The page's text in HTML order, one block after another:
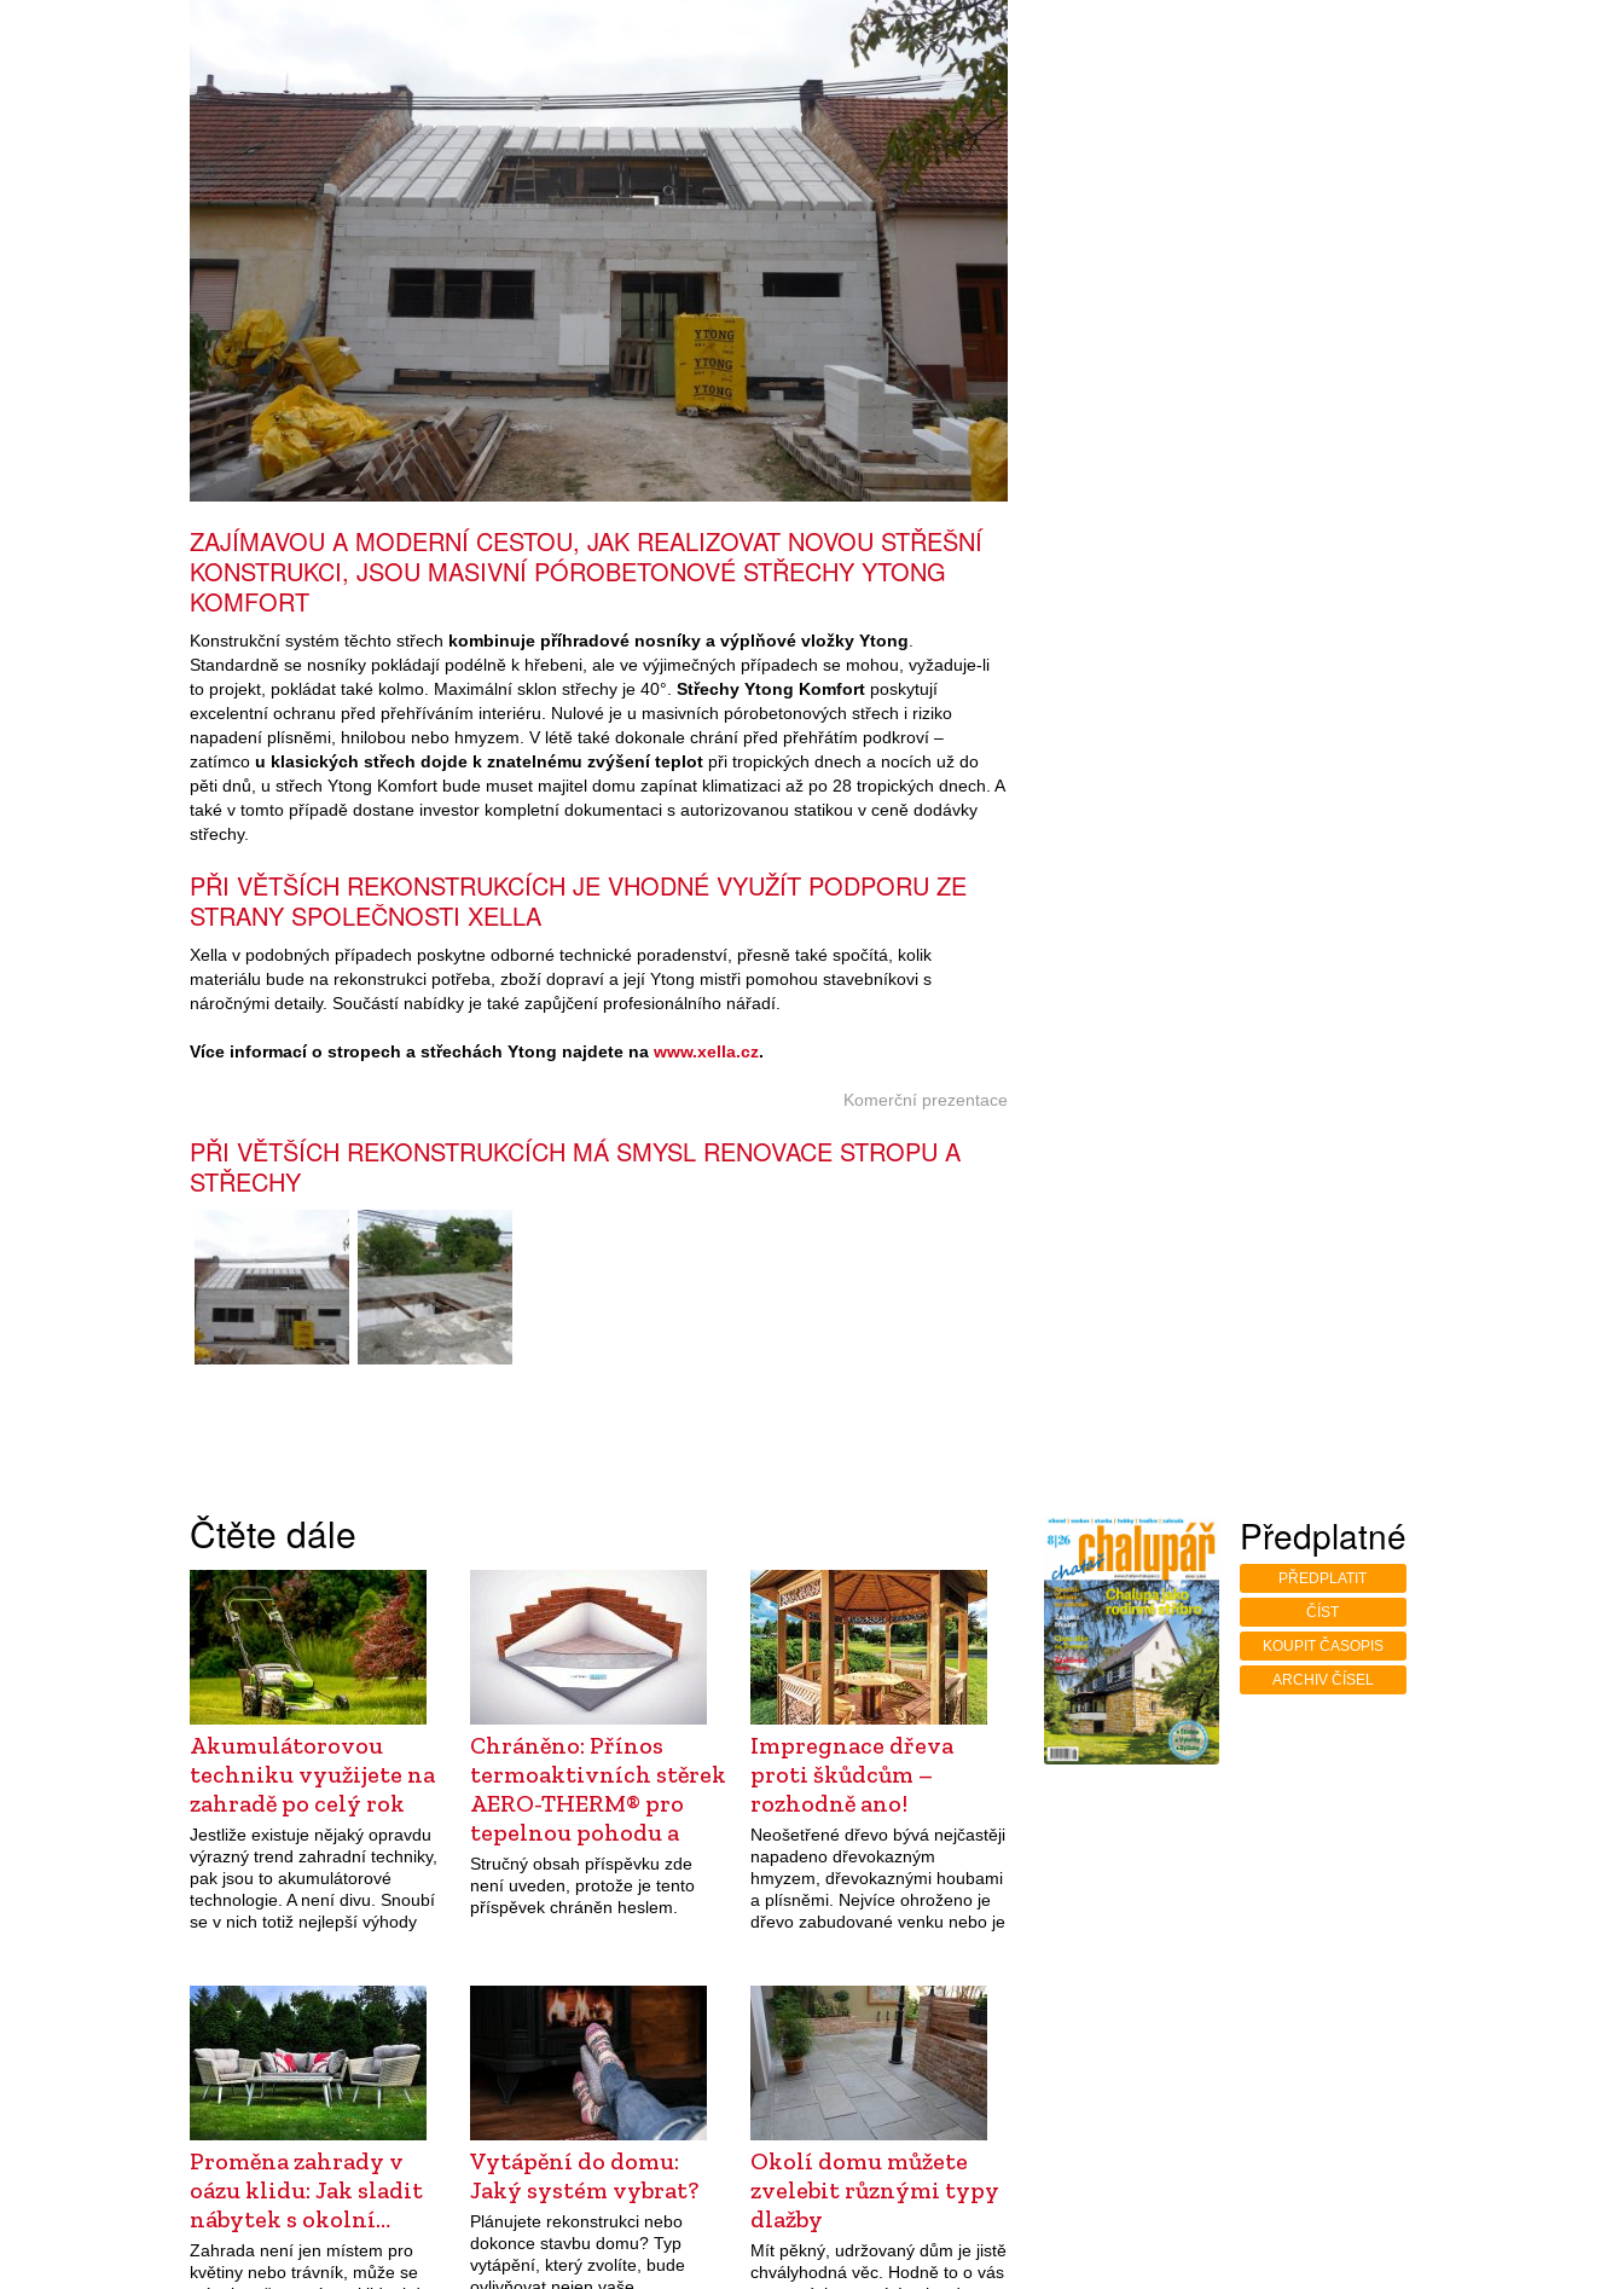
ZAJÍMAVOU A MODERNÍ CESTOU, JAK REALIZOVAT NOVOU STŘEŠNÍ
KONSTRUKCI, JSOU MASIVNÍ PÓROBETONOVÉ STŘECHY YTONG
KOMFORT
Konstrukční systém těchto střech kombinuje příhradové nosníky a výplňové vložky Ytong.
Standardně se nosníky pokládají podélně k hřebeni, ale ve výjimečných případech se mohou, vyžaduje-li
to projekt, pokládat také kolmo. Maximální sklon střechy je 40°. Střechy Ytong Komfort poskytují
excelentní ochranu před přehříváním interiéru. Nulové je u masivních pórobetonových střech i riziko
napadení plísněmi, hnilobou nebo hmyzem. V létě také dokonale chrání před přehřátím podkroví –
zatímco u klasických střech dojde k znatelnému zvýšení teplot při tropických dnech a nocích už do
pěti dnů, u střech Ytong Komfort bude muset majitel domu zapínat klimatizaci až po 28 tropických dnech. A
také v tomto případě dostane investor kompletní dokumentaci s autorizovanou statikou v ceně dodávky
střechy.
PŘI VĚTŠÍCH REKONSTRUKCÍCH JE VHODNÉ VYUŽÍT PODPORU ZE
STRANY SPOLEČNOSTI XELLA
Xella v podobných případech poskytne odborné technické poradenství, přesně také spočítá, kolik
materiálu bude na rekonstrukci potřeba, zboží dopraví a její Ytong mistři pomohou stavebníkovi s
náročnými detaily. Součástí nabídky je také zapůjčení profesionálního nářadí.
Více informací o stropech a střechách Ytong najdete na www.xella.cz.
Komerční prezentace
PŘI VĚTŠÍCH REKONSTRUKCÍCH MÁ SMYSL RENOVACE STROPU A
STŘECHY
Čtěte dále
Akumulátorovou
techniku využijete na
zahradě po celý rok
Jestliže existuje nějaký opravdu
výrazný trend zahradní techniky,
pak jsou to akumulátorové
technologie. A není divu. Snoubí
se v nich totiž nejlepší výhody
kanystry s benzinem, exhalace,
hluk.…
Chráněno: Přínos
termoaktivních stěrek
AERO-THERM® pro
tepelnou pohodu a
úsporu…
Stručný obsah příspěvku zde
není uveden, protože je tento
příspěvek chráněn heslem.
Impregnace dřeva
proti škůdcům –
rozhodně ano!
Neošetřené dřevo bývá nejčastěji
napadeno dřevokazným
hmyzem, dřevokaznými houbami
a plísněmi. Nejvíce ohroženo je
dřevo zabudované venku nebo je
ošetřeno přípravky BOCHEMIT,
vydrží déle zdravé a výrazně se
prodlouží…
Proměna zahrady v
oázu klidu: Jak sladit
nábytek s okolní…
Zahrada není jen místem pro
květiny nebo trávník, může se
Vytápění do domu:
Jaký systém vybrat?
Plánujete rekonstrukci nebo
dokonce stavbu domu? Typ
vytápění, který zvolíte, bude
Okolí domu můžete
zvelebit různými typy
dlažby
Mít pěkný, udržovaný dům je jistě
chvályhodná věc. Hodně to o vás
Předplatné
PŘEDPLATIT
ČÍST
KOUPIT ČASOPIS
ARCHIV ČÍSEL